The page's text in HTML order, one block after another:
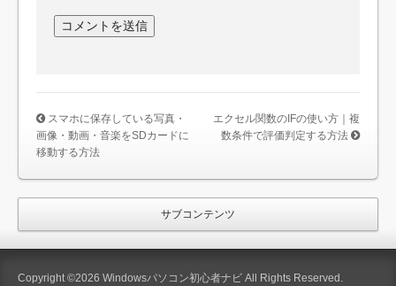
スマホに保存している写真・
画像・動画・音楽をSDカードに
移動する方法
エクセル関数のIFの使い方｜複
数条件で評価判定する方法
サブコンテンツ
Copyright ©2026 Windowsパソコン初心者ナビ All Rights Reserved.